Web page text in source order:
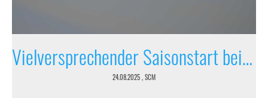
Vielversprechender Saisonstart beim Schwimmclub Meilen
24.08.2025, SCM